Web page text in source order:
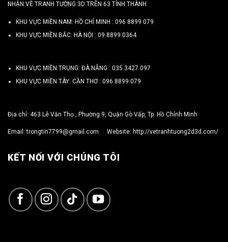
NHẬN VẼ TRANH TƯỜNG 3D TRÊN 63 TỈNH THÀNH
KHU VỰC MIỀN NAM: HỒ CHÍ MINH : 096 8899 079
KHU VỰC MIỀN BẮC: HÀ NỘI : 09.8899.0364
KHU VỰC MIỀN TRUNG: ĐÀ NẴNG : 035.3427.097
KHU VỰC MIỀN TÂY: CẦN THƠ : 096.8899.079
Địa chỉ: 463 Lê Văn Thọ , Phường 9, Quận Gò Vấp, Tp. Hồ Chính Minh
Email:trongtin7799@gmail.com Website: http://vetranhtuong2d3d.com/
KẾT NỐI VỚI CHÚNG TÔI